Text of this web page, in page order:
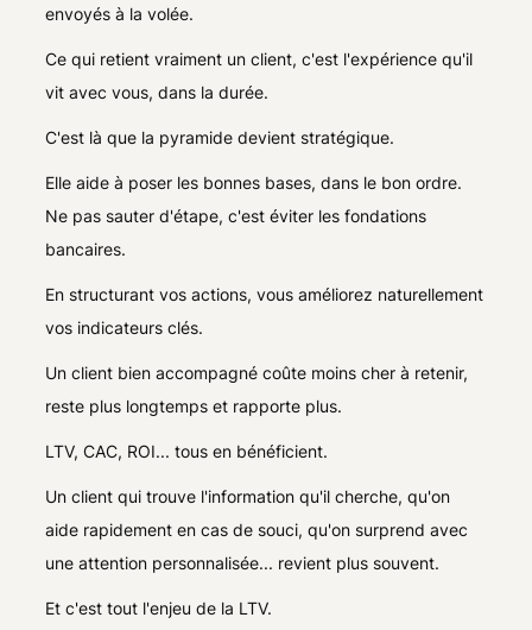
envoyés à la volée.
Ce qui retient vraiment un client, c'est l'expérience qu'il
vit avec vous, dans la durée.
C'est là que la pyramide devient stratégique.
Elle aide à poser les bonnes bases, dans le bon ordre.
Ne pas sauter d'étape, c'est éviter les fondations
bancaires.
En structurant vos actions, vous améliorez naturellement
vos indicateurs clés.
Un client bien accompagné coûte moins cher à retenir,
reste plus longtemps et rapporte plus.
LTV, CAC, ROI... tous en bénéficient.
Un client qui trouve l'information qu'il cherche, qu'on
aide rapidement en cas de souci, qu'on surprend avec
une attention personnalisée... revient plus souvent.
Et c'est tout l'enjeu de la LTV.